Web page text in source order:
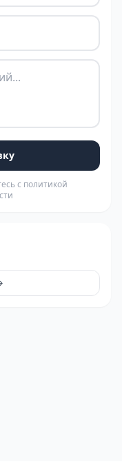
с политикой